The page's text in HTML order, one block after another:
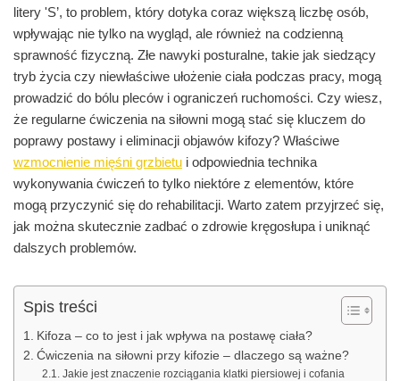
litery 'S’, to problem, który dotyka coraz większą liczbę osób,
wpływając nie tylko na wygląd, ale również na codzienną
sprawność fizyczną. Złe nawyki posturalne, takie jak siedzący
tryb życia czy niewłaściwe ułożenie ciała podczas pracy, mogą
prowadzić do bólu pleców i ograniczeń ruchomości. Czy wiesz,
że regularne ćwiczenia na siłowni mogą stać się kluczem do
poprawy postawy i eliminacji objawów kifozy? Właściwe
wzmocnienie mięśni grzbietu i odpowiednia technika
wykonywania ćwiczeń to tylko niektóre z elementów, które
mogą przyczynić się do rehabilitacji. Warto zatem przyjrzeć się,
jak można skutecznie zadbać o zdrowie kręgosłupa i uniknąć
dalszych problemów.
Spis treści
Kifoza – co to jest i jak wpływa na postawę ciała?
Ćwiczenia na siłowni przy kifozie – dlaczego są ważne?
Jakie jest znaczenie rozciągania klatki piersiowej i cofania